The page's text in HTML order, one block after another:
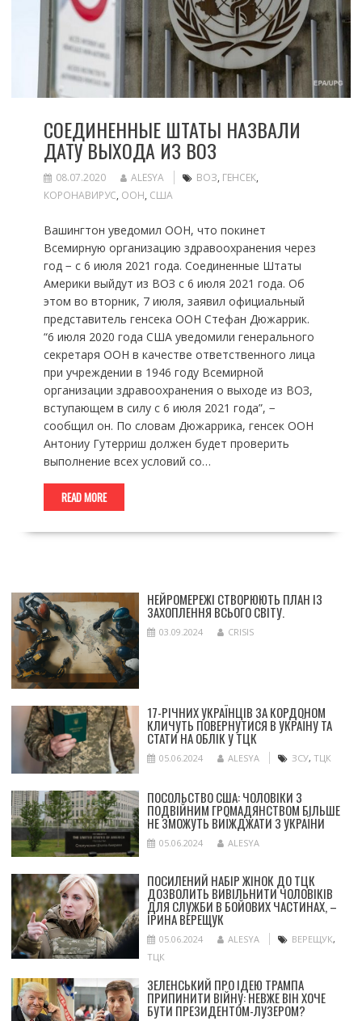
СОЕДИНЕННЫЕ ШТАТЫ НАЗВАЛИ
ДАТУ ВЫХОДА ИЗ ВОЗ
08.07.2020 ALESYA ВОЗ, ГЕНСЕК,
КОРОНАВИРУС, ООН, США
Вашингтон уведомил ООН, что покинет
Всемирную организацию здравоохранения через
год − с 6 июля 2021 года. Соединенные Штаты
Америки выйдут из ВОЗ с 6 июля 2021 года. Об
этом во вторник, 7 июля, заявил официальный
представитель генсека ООН Стефан Дюжаррик.
“6 июля 2020 года США уведомили генерального
секретаря ООН в качестве ответственного лица
при учреждении в 1946 году Всемирной
организации здравоохранения о выходе из ВОЗ,
вступающем в силу с 6 июля 2021 года”, −
сообщил он. По словам Дюжаррика, генсек ООН
Антониу Гутерриш должен будет проверить
выполнение всех условий со…
READ MORE
НЕЙРОМЕРЕЖІ СТВОРЮЮТЬ ПЛАН ІЗ
ЗАХОПЛЕННЯ ВСЬОГО СВІТУ.
03.09.2024 CRISIS
17-РІЧНИХ УКРАЇНЦІВ ЗА КОРДОНОМ
КЛИЧУТЬ ПОВЕРНУТИСЯ В УКРАЇНУ ТА
СТАТИ НА ОБЛІК У ТЦК
05.06.2024 ALESYA ЗСУ, ТЦК
ПОСОЛЬСТВО США: ЧОЛОВІКИ З
ПОДВІЙНИМ ГРОМАДЯНСТВОМ БІЛЬШЕ
НЕ ЗМОЖУТЬ ВИЇЖДЖАТИ З УКРАЇНИ
05.06.2024 ALESYA
ПОСИЛЕНИЙ НАБІР ЖІНОК ДО ТЦК
ДОЗВОЛИТЬ ВИВІЛЬНИТИ ЧОЛОВІКІВ
ДЛЯ СЛУЖБИ В БОЙОВИХ ЧАСТИНАХ, –
ІРИНА ВЕРЕЩУК
05.06.2024 ALESYA ВЕРЕЩУК,
ТЦК
ЗЕЛЕНСЬКИЙ ПРО ІДЕЮ ТРАМПА
ПРИПИНИТИ ВІЙНУ: НЕВЖЕ ВІН ХОЧЕ
БУТИ ПРЕЗИДЕНТОМ-ЛУЗЕРОМ?